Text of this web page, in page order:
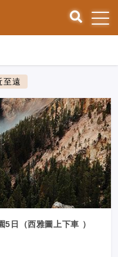
至遠
5日（西雅圖上下車 ）